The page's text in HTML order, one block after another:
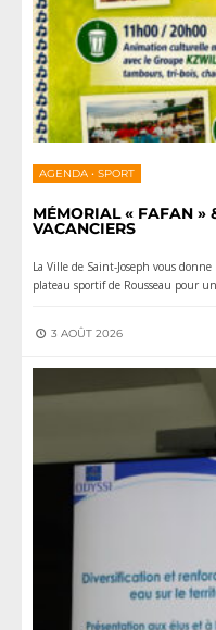
AGENDA • SPORT
MÉMORIAL « FAFAN »
VACANCIERS
La Ville de Saint-Joseph vous
plateau sportif de Rousseau pour
3 AOÛT 2026